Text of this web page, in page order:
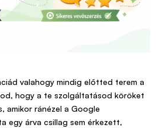
valahogy mindig előtted terem a
hogy a te szolgáltatásod köröket
amikor ránézel a Google
egy árva csillag sem érkezett,